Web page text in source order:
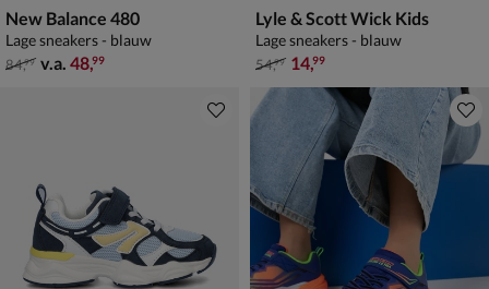
New Balance 480
Lage sneakers - blauw
van € 84,99 vanaf € 48,99
84,99 v.a. 48,99
Lyle & Scott Wick Kids
Lage sneakers - blauw
van € 54,99 voor € 14,99
54,99 14,99